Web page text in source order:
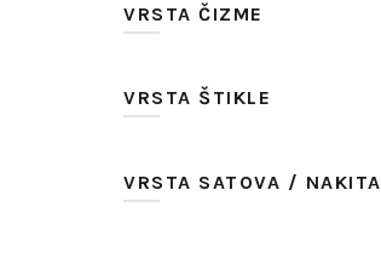
VRSTA ČIZME
VRSTA ŠTIKLE
VRSTA SATOVA / NAKITA